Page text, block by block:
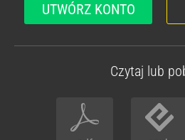
UTWÓRZ KONTO
Czytaj lub